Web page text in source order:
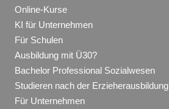
Online-Kurse
KI für Unternehmen
Für Schulen
Ausbildung mit Ü30?
Bachelor Professional Sozialwesen
Studieren nach der Erzieherausbildung
Für Unternehmen